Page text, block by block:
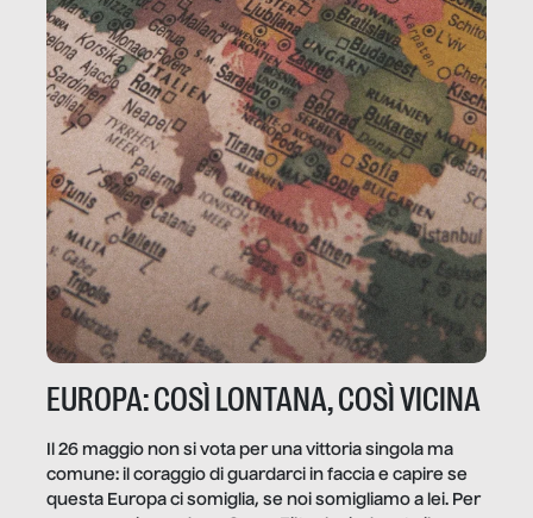
EUROPA: COSÌ LONTANA, COSÌ VICINA
Il 26 maggio non si vota per una vittoria singola ma
comune: il coraggio di guardarci in faccia e capire se
questa Europa ci somiglia, se noi somigliamo a lei. Per